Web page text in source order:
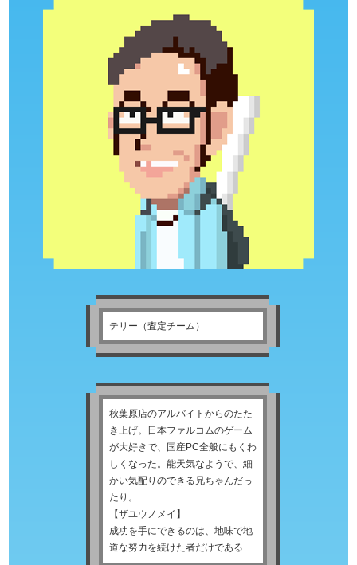
テリー（査定チーム）
秋葉原店のアルバイトからのたた
き上げ。日本ファルコムのゲーム
が大好きで、国産PC全般にもくわ
しくなった。能天気なようで、細
かい気配りのできる兄ちゃんだっ
たり。
【ザユウノメイ】
成功を手にできるのは、地味で地
道な努力を続けた者だけである